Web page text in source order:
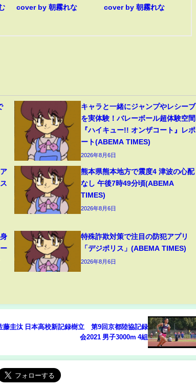
cover by 朝霧れな
cover by 朝霧れな
キャラと一緒にジャンプやレシーブ
を実体験！バレーボール超体験空間
『ハイキュー!! オンザコート』レポ
ート(ABEMA TIMES)
2026年8月6日
熊本県熊本地方で震度4 津波の心配
なし 午後7時49分頃(ABEMA
TIMES)
2026年8月6日
特殊詐欺対策で注目の防犯アプリ
「デジポリス」(ABEMA TIMES)
2026年8月6日
藤圭汰 日本高校新記録樹立 第9回京都陸協記録
会2021 男子3000m 4組